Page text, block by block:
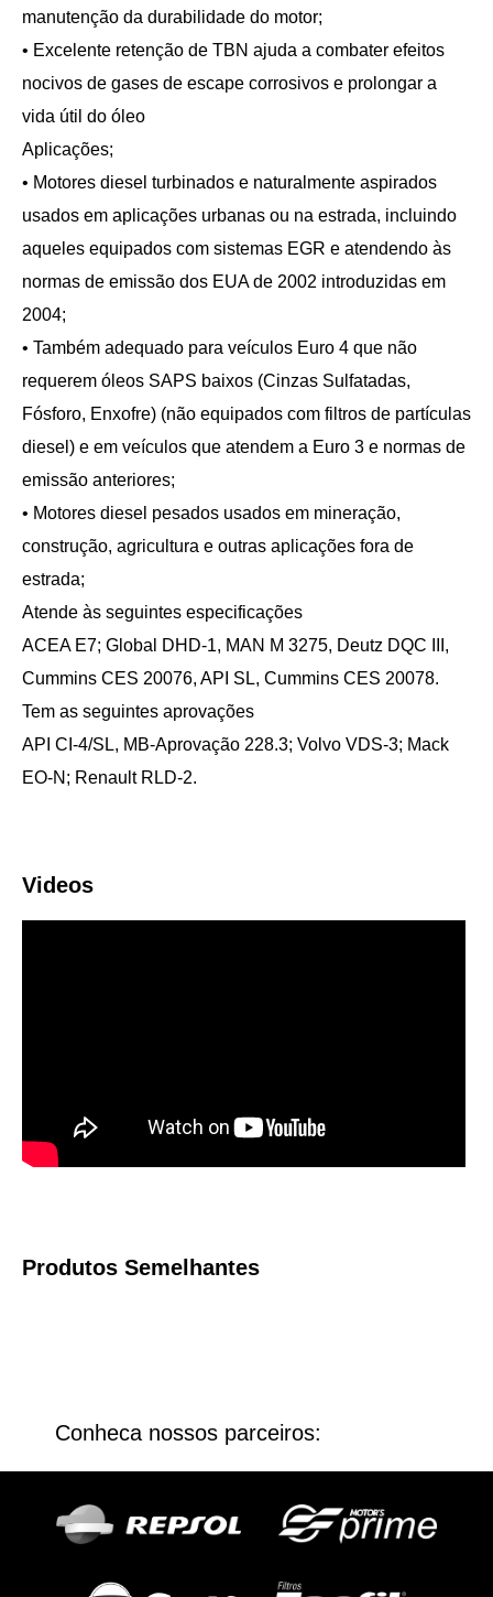
manutenção da durabilidade do motor;
• Excelente retenção de TBN ajuda a combater efeitos
nocivos de gases de escape corrosivos e prolongar a
vida útil do óleo
Aplicações;
• Motores diesel turbinados e naturalmente aspirados
usados em aplicações urbanas ou na estrada, incluindo
aqueles equipados com sistemas EGR e atendendo às
normas de emissão dos EUA de 2002 introduzidas em
2004;
• Também adequado para veículos Euro 4 que não
requerem óleos SAPS baixos (Cinzas Sulfatadas,
Fósforo, Enxofre) (não equipados com filtros de partículas
diesel) e em veículos que atendem a Euro 3 e normas de
emissão anteriores;
• Motores diesel pesados usados em mineração,
construção, agricultura e outras aplicações fora de
estrada;
Atende às seguintes especificações
ACEA E7; Global DHD-1, MAN M 3275, Deutz DQC III,
Cummins CES 20076, API SL, Cummins CES 20078.
Tem as seguintes aprovações
API CI-4/SL, MB-Aprovação 228.3; Volvo VDS-3; Mack
EO-N; Renault RLD-2.
Videos
Produtos Semelhantes
Conheca nossos parceiros: